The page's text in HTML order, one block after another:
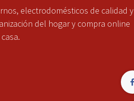
electrodomésticos de calidad y
del hogar y compra online